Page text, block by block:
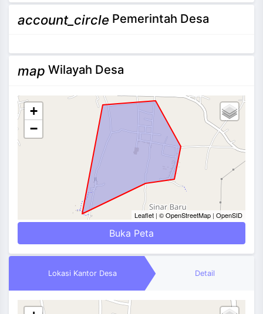
account_circle Pemerintah Desa
NEVI VILANTI, S.Kom
Bendahara Pekon
map Wilayah Desa
+
−
Leaflet| © OpenStreetMap| OpenSID
Buka Peta
Lokasi Kantor Desa Detail